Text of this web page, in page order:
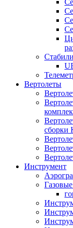
Вертолеты
сборки
Инструмент